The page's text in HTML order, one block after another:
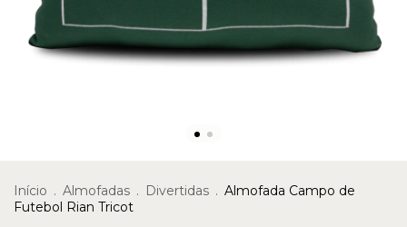
Início . Almofadas . Divertidas . Almofada Campo de
Futebol Rian Tricot